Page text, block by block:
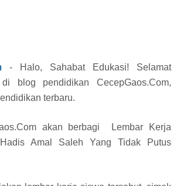
- Halo, Sahabat Edukasi! Selamat
blog pendidikan CecepGaos.Com,
terbaru.
akan berbagi Lembar Kerja
Amal Saleh Yang Tidak Putus